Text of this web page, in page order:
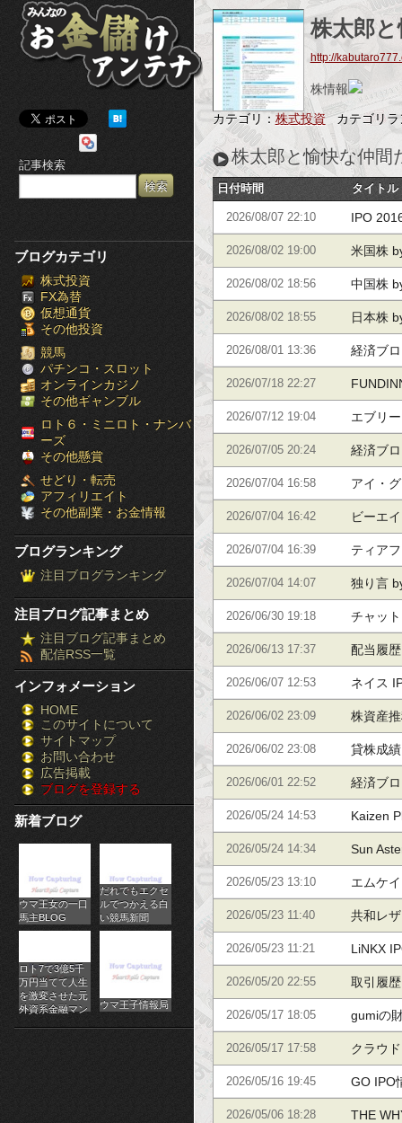
み
ん
な
の
お
金
儲
け
ア
ン
テ
ナ
［ブ
ロ
グ
ラ
ン
キ
ン
グ］-
株
FX
競
馬
パ
チ
ス
ロ
オ
ン
ラ
イ
ン
記事検索
ブログカテゴリ
株式投資
FX為替
仮想通貨
その他投資
競馬
パチンコ・スロット
オンラインカジノ
その他ギャンブル
ロト６・ミニロト・ナンバ
ーズ
その他懸賞
せどり・転売
アフィリエイト
その他副業・お金情報
ブログランキング
注目ブログランキング
注目ブログ記事まとめ
注目ブログ記事まとめ
配信RSS一覧
インフォメーション
HOME
このサイトについて
サイトマップ
お問い合わせ
広告掲載
ブログを登録する
新着ブログ
ウマ王女の一口
馬主BLOG
だれでもエクセ
ルでつかえる白
い競馬新聞
ロト7で3億5千
万円当てて人生
を激変させた元
外資系金融マン
ウマ王子情報局
株太郎
http://
株情報
カテゴリ： 株式投資 カテゴリ
株太郎と愉快な仲間
日付時間 タイトル
2026/08/07 22:10 IPO
2026/08/02 19:00 米国株
点から
2026/08/02 18:56 中国株
点から
2026/08/02 18:55 日本株
点から
2026/08/01 13:36 経済ブ
した株
2026/07/18 22:27
郎の
2026/07/12 19:04 エブリ
2026/07/05 20:24 経済ブ
した株
2026/07/04 16:58 アイ・
2026/07/04 16:42 ビーエ
2026/07/04 16:39 ティア
2026/07/04 14:07 独り言
産推移
2026/06/30 19:18 チャッ
2026/06/13 17:37 配当履
配当履
2026/06/07 12:53 ネイス
2026/06/02 23:09 株資産
の株資
2026/06/02 23:08 貸株成
貸株成
2026/06/01 22:52 経済ブ
した株
2026/05/24 14:53 Kaizen
標をま
2026/05/24 14:34 Sun
をまと
2026/05/23 13:10 エムケ
指標を
2026/05/23 11:40 共和レ
まとめ
2026/05/23 11:21 LiNKX
2026/05/20 22:55 取引履
取引履
2026/05/17 18:05 gumiの
ています
2026/05/17 17:58 クラウ
指標を
2026/05/16 19:45 GO IPO
2026/05/06 18:28 THE